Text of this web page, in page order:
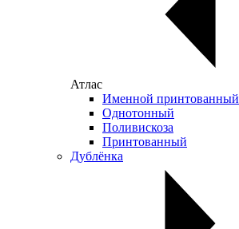
Атлас
Именной принтованный
Однотонный
Поливискоза
Принтованный
Дублёнка